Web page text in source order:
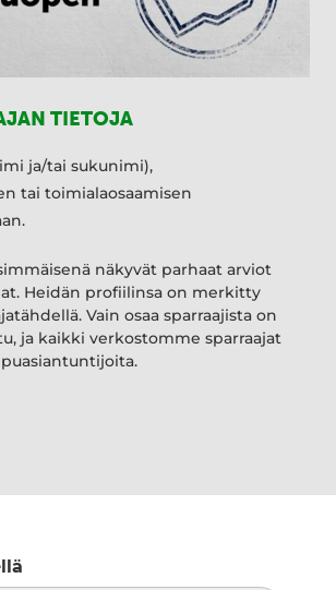
TIETOJA
ja/tai sukunimi),
tai toimialaosaamisen
näkyvät parhaat arviot
Heidän profiilinsa on merkitty
Vain osaa sparraajista on
ja kaikki verkostomme sparraajat